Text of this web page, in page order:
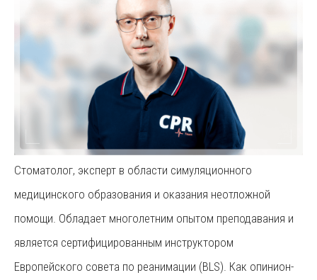
Стоматолог, эксперт в области симуляционного
медицинского образования и оказания неотложной
помощи. Обладает многолетним опытом преподавания и
является сертифицированным инструктором
Европейского совета по реанимации (BLS). Как опинион-